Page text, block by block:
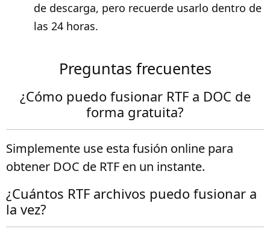
de descarga, pero recuerde usarlo dentro de
las 24 horas.
Preguntas frecuentes
¿Cómo puedo fusionar RTF a DOC de
forma gratuita?
Simplemente use esta fusión online para
obtener DOC de RTF en un instante.
¿Cuántos RTF archivos puedo fusionar a
la vez?